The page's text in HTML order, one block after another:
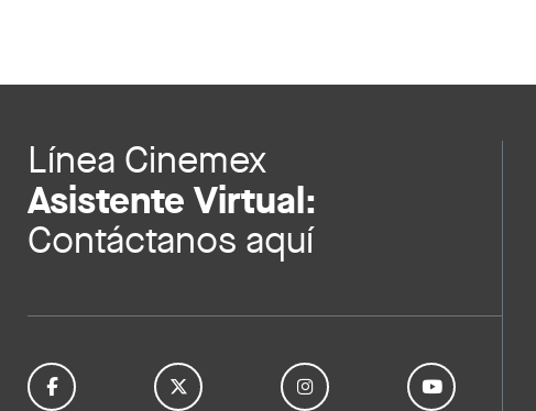
Línea Cinemex
Asistente Virtual:
Contáctanos aquí